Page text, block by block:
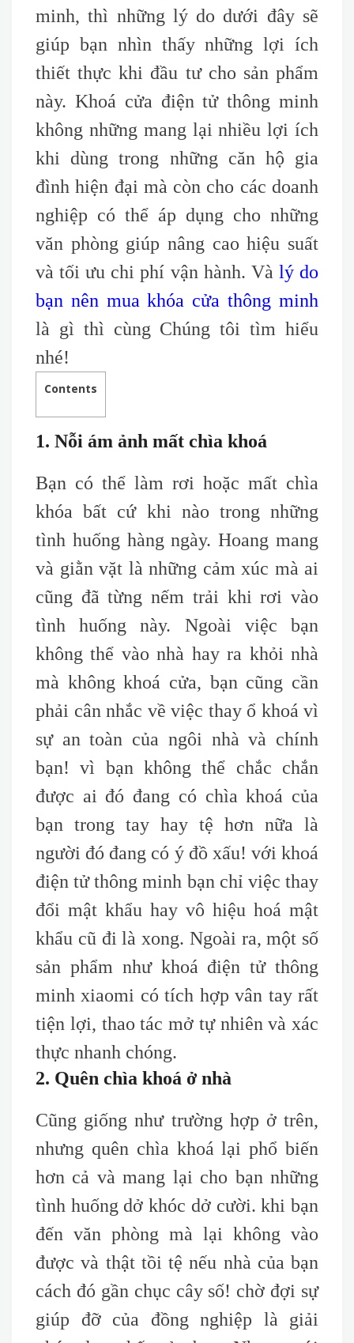
minh, thì những lý do dưới đây sẽ
giúp bạn nhìn thấy những lợi ích
thiết thực khi đầu tư cho sản phẩm
này. Khoá cửa điện tử thông minh
không những mang lại nhiều lợi ích
khi dùng trong những căn hộ gia
đình hiện đại mà còn cho các doanh
nghiệp có thể áp dụng cho những
văn phòng giúp nâng cao hiệu suất
và tối ưu chi phí vận hành. Và lý do
bạn nên mua khóa cửa thông minh
là gì thì cùng Chúng tôi tìm hiểu
nhé!
Contents
1. Nỗi ám ảnh mất chìa khoá
Bạn có thể làm rơi hoặc mất chìa
khóabất cứ khi nào trong những
tình huống hàng ngày. Hoang mang
và giằn vặt là những cảm xúc mà ai
cũng đã từng nếm trải khi rơi vào
tình huống này. Ngoài việc bạn
không thể vào nhà hay ra khỏi nhà
mà không khoá cửa, bạn cũng cần
phải cân nhắc về việc thay ổ khoá vì
sự an toàn của ngôi nhà và chính
bạn! vì bạn không thể chắc chắn
được ai đó đang có chìa khoá của
bạn trong tay hay tệ hơn nữa là
người đó đang có ý đồ xấu! với khoá
điện tử thông minh bạn chỉ việc thay
đổi mật khẩu hay vô hiệu hoá mật
khẩu cũ đi là xong. Ngoài ra, một số
sản phẩm như khoá điện tử thông
minh xiaomi có tích hợp vân tay rất
tiện lợi, thao tác mở tự nhiên và xác
thực nhanh chóng.
2. Quên chìa khoá ở nhà
Cũng giống như trường hợp ở trên,
nhưng quên chìa khoá lại phổ biến
hơn cả và mang lại cho bạn những
tình huống dở khóc dở cười. khi bạn
đến văn phòng mà lại không vào
được và thật tồi tệ nếu nhà của bạn
cách đó gần chục cây số! chờ đợi sự
giúp đỡ của đồng nghiệp là giải